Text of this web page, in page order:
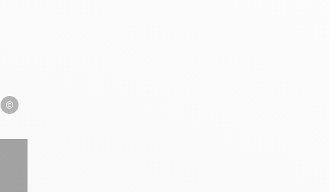
la belle iloise